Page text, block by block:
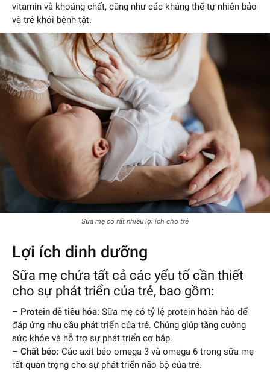
vitamin và khoáng chất, cũng như các kháng thể tự nhiên bảo
vệ trẻ khỏi bệnh tật.
Sữa mẹ có rất nhiều lợi ích cho trẻ
Lợi ích dinh dưỡng
Sữa mẹ chứa tất cả các yếu tố cần thiết
cho sự phát triển của trẻ, bao gồm:
– Protein dễ tiêu hóa: Sữa mẹ có tỷ lệ protein hoàn hảo để
đáp ứng nhu cầu phát triển của trẻ. Chúng giúp tăng cường
sức khỏe và hỗ trợ sự phát triển cơ bắp.
– Chất béo: Các axit béo omega-3 và omega-6 trong sữa mẹ
rất quan trọng cho sự phát triển não bộ của trẻ.